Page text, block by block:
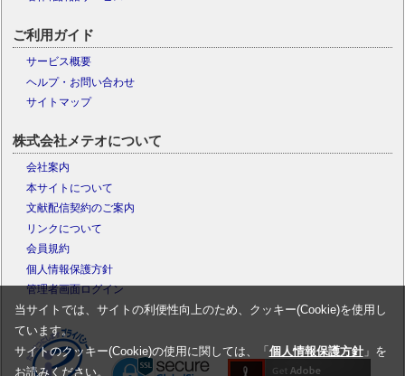
ご利用ガイド
サービス概要
ヘルプ・お問い合わせ
サイトマップ
株式会社メテオについて
会社案内
本サイトについて
文献配信契約のご案内
リンクについて
会員規約
個人情報保護方針
管理者画面ログイン
当サイトでは、サイトの利便性向上のため、クッキー(Cookie)を使用し
ています。
サイトのクッキー(Cookie)の使用に関しては、「 個人情報保護方針」を
お読みください。